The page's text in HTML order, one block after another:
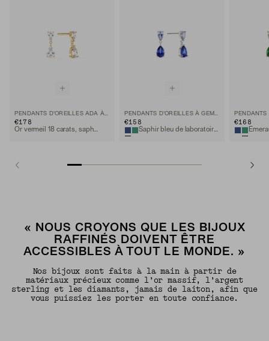
€178 €158
Saphir bleu de laboratoire, argent sterling
€168
« NOUS CROYONS QUE LES BIJOUX
RAFFINÉS DOIVENT ÊTRE
ACCESSIBLES À TOUT LE MONDE. »
Nos bijoux sont faits à la main à partir de
matériaux précieux comme l’or massif, l’argent
sterling et les diamants, jamais de laiton, afin que
vous puissiez les porter en toute confiance.